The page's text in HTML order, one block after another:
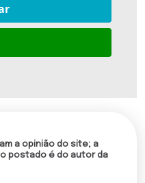
a opinião do site; a
postado é do autor da